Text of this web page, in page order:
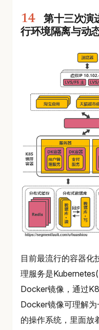
第十三次演
行环境隔离与动
目前最流行的容器化
理服务是
Docker镜像，通过
Docker镜像可理解
的操作系统，里面放